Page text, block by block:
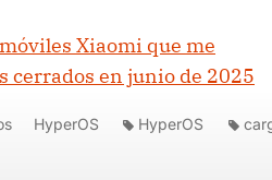
Xiaomi que me
cerrados en junio de 2025
HyperOS HyperOS